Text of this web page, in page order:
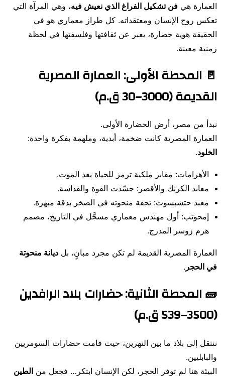
العمارة هي فن تشكيل الفراغ الذي نعيش فيه، وهي المرآة التي
تعكس روح الإنسان ومعتقداته. كل طراز معماري هو في
الحقيقة هوية حضارة، يعبر عن ثقافتها وفلسفتها في لحظة
زمنية معينة.
🚪 المحطة الأولى: العمارة المصرية
القديمة (3000–30 ق.م)
نبدأ من مصر، أرض الحضارة الأولى.
العمارة المصرية كانت ضخمة، أبدية، وملهمة بفكرة واحدة:
الخلود.
الأهرامات: مقابر ملكية ترمز للحياة بعد الموت.
معابد الكرنك والأقصر: جسّدت القوة والقداسة.
معبد حتشبسوت: تحفة منحوته في الصخر بدقة مبهرة.
إمحوتب: أول مهندس معماري مسجَّل في التاريخ، مصمم
هرم زوسر المدرج.
العمارة المصرية القديمة لم تكن مجرد مبانٍ، بل ديانة منحوتة
في الحجر .
🧱 المحطة الثانية: حضارات بلاد الرافدين
(3500–539 ق.م)
ننتقل إلى بلاد ما بين النهرين، حيث قامت حضارات السومريين
والبابليين.
البيئة هنا لم توفر الحجر، لكن الإنسان ابتكر… فجعل من الطين